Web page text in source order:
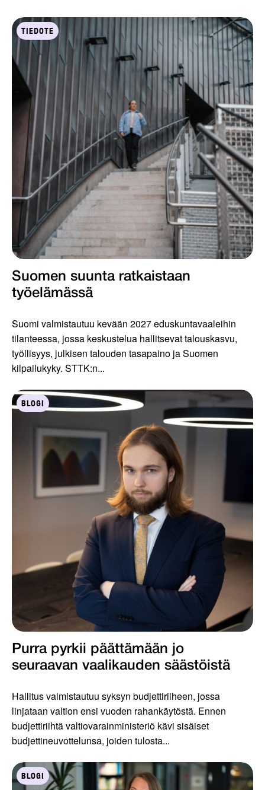
TIEDOTE
Suomen suunta ratkaistaan
työelämässä
Suomi valmistautuu kevään 2027 eduskuntavaaleihin
tilanteessa, jossa keskustelua hallitsevat talouskasvu,
työllisyys, julkisen talouden tasapaino ja Suomen
kilpailukyky. STTK:n...
BLOGI
Purra pyrkii päättämään jo
seuraavan vaalikauden säästöistä
Hallitus valmistautuu syksyn budjettiriiheen, jossa
linjataan valtion ensi vuoden rahankäytöstä. Ennen
budjettiriihtä valtiovarainministeriö kävi sisäiset
budjettineuvottelunsa, joiden tulosta...
BLOGI